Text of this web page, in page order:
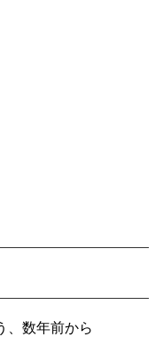
、数年前から